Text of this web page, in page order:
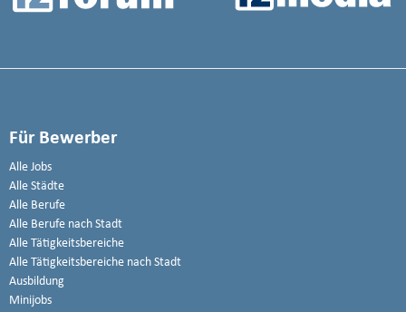
Für Bewerber
Alle Jobs
Alle Städte
Alle Berufe
Alle Berufe nach Stadt
Alle Tätigkeitsbereiche
Alle Tätigkeitsbereiche nach Stadt
Ausbildung
Minijobs